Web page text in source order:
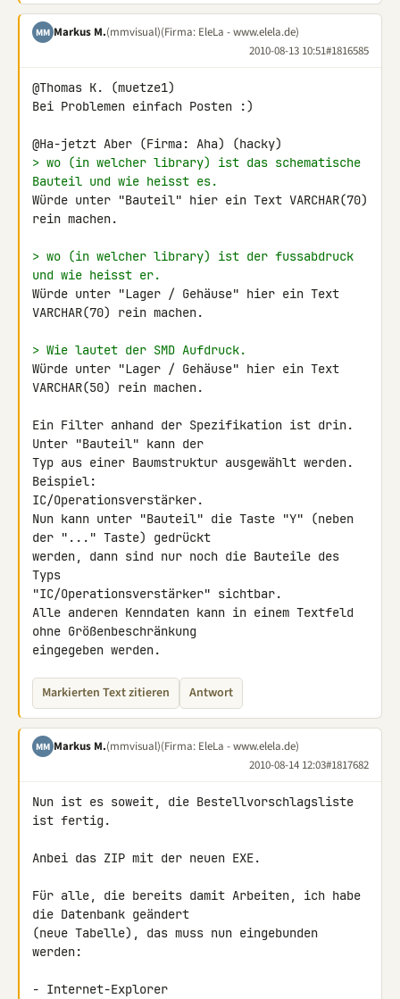
MM Markus M.(mmvisual)(Firma: EleLa - www.elela.de)
2010-08-13 10:51#1816585
@Thomas K. (muetze1)
Bei Problemen einfach Posten :)
> wo (in welcher library) ist das schematische
Bauteil und wie heisst es.
Würde unter "Bauteil" hier ein Text VARCHAR(70)
rein machen.
> wo (in welcher library) ist der fussabdruck
und wie heisst er.
Würde unter "Lager / Gehäuse" hier ein Text
VARCHAR(70) rein machen.
> Wie lautet der SMD Aufdruck.
Würde unter "Lager / Gehäuse" hier ein Text
VARCHAR(50) rein machen.
Ein Filter anhand der Spezifikation ist drin.
Unter "Bauteil" kann der
Typ aus einer Baumstruktur ausgewählt werden.
Beispiel:
IC/Operationsverstärker.
Nun kann unter "Bauteil" die Taste "Y" (neben
der "..." Taste) gedrückt
werden, dann sind nur noch die Bauteile des
Typs
"IC/Operationsverstärker" sichtbar.
Alle anderen Kenndaten kann in einem Textfeld
ohne Größenbeschränkung
eingegeben werden.
Markierten Text zitieren Antwort
MM Markus M.(mmvisual)(Firma: EleLa - www.elela.de)
2010-08-14 12:03#1817682
Nun ist es soweit, die Bestellvorschlagsliste
ist fertig.
Anbei das ZIP mit der neuen EXE.
Für alle, die bereits damit Arbeiten, ich habe
die Datenbank geändert
(neue Tabelle), das muss nun eingebunden
werden: